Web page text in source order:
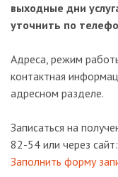
выходные дни
уточнить по
Адреса, режим
контактная
адресном разделе.
Записаться на
82-54 или через сайт:
Заполнить форму